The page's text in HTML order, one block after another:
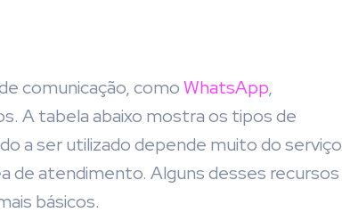
comunicação, comoWhatsApp,
A tabela abaixo mostra os tipos de
a ser utilizado depende muito do serviço
de atendimento. Alguns desses recursos
básicos.